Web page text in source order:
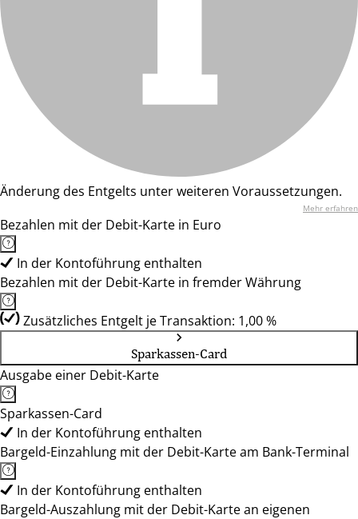
Änderung des Entgelts unter weiteren Voraussetzungen.
Mehr erfahren
Bezahlen mit der Debit-Karte in Euro
In der Kontoführung enthalten
Bezahlen mit der Debit-Karte in fremder Währung
Zusätzliches Entgelt je Transaktion: 1,00 %
Sparkassen-Card
Ausgabe einer Debit-Karte
Sparkassen-Card
In der Kontoführung enthalten
Bargeld-Einzahlung mit der Debit-Karte am Bank-Terminal
In der Kontoführung enthalten
Bargeld-Auszahlung mit der Debit-Karte an eigenen